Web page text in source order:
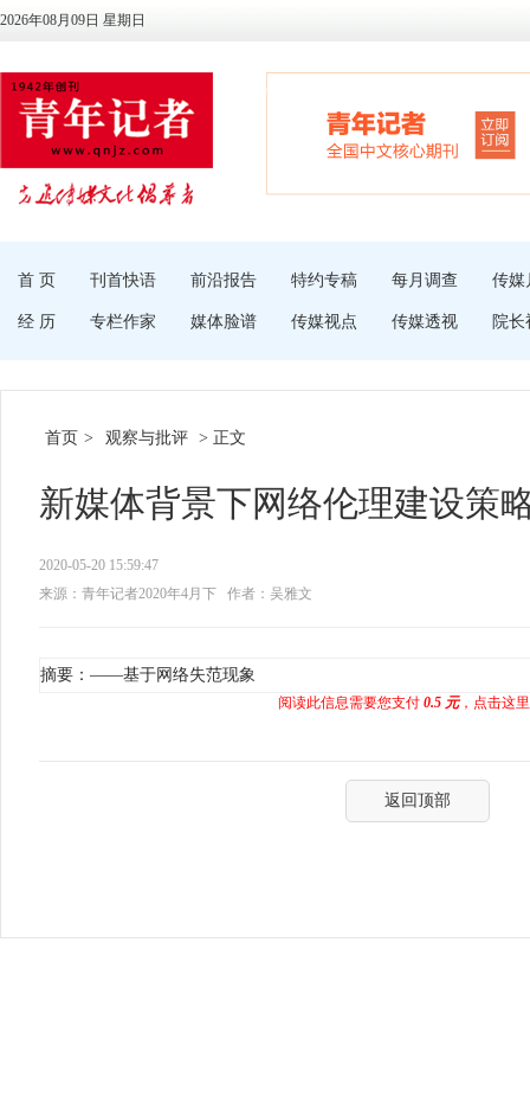
2026年08月09日 星期日
首 页 刊首快语 前沿报告 特约专稿 每月调查 传媒
经 历 专栏作家 媒体脸谱 传媒视点 传媒透视 院长
首页 > 观察与批评 > 正文
新媒体背景下网络伦理建设策
2020-05-20 15:59:47
来源：青年记者2020年4月下
作者：吴雅文
摘要：——基于网络失范现象
阅读此信息需要您支付 0.5 元，点击这
返回顶部